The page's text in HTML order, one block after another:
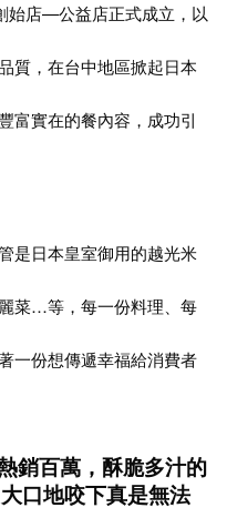
始店—公益店正式成立，以
質，在台中地區掀起日本
富實在的餐內容，成功引
是日本皇室御用的越光米
菜…等，每一份料理、每
一份想傳遞幸福給消費者
銷百萬，酥脆多汁的
口地咬下真是無法